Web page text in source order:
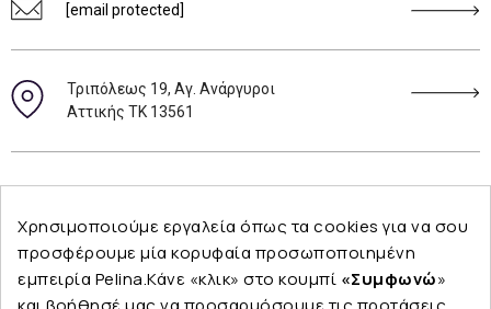
[email protected]
Τριπόλεως 19, Αγ. Ανάργυροι
Αττικής ΤΚ 13561
Χρησιμοποιούμε εργαλεία όπως τα cookies για να σου
προσφέρουμε μία κορυφαία προσωποποιημένη
εμπειρία Pelina.Κάνε «κλικ» στο κουμπί «Συμφωνώ»